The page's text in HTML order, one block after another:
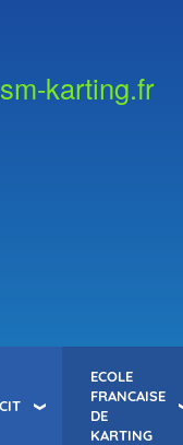
karting.fr
ECOLE
FRANCAISE
DE
KARTING